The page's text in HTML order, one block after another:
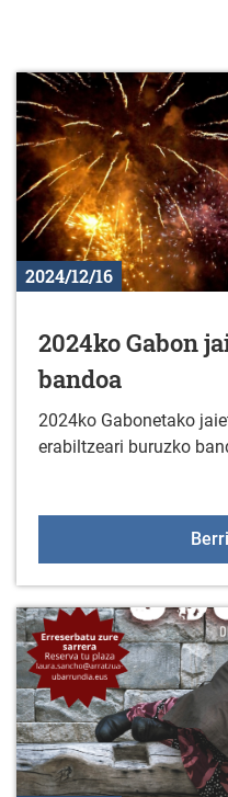
2024/12/16
2024ko Gabon
bandoa
2024ko Gabonetako
erabiltzeari buruzko